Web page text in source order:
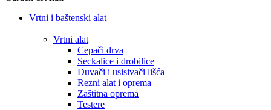
Vrtni i baštenski alat
Vrtni alat
Cepači drva
Seckalice i drobilice
Duvači i usisivači lišća
Rezni alat i oprema
Zaštitna oprema
Testere